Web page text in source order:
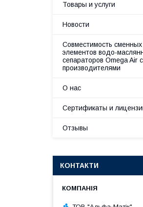
Товары и услуги
Новости
Совместимость сменных
элементов водо-
сепараторов Omega Air
производителями
О нас
Сертификаты и
Отзывы
КОНТАКТИ